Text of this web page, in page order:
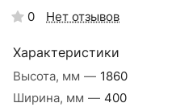
0 Нет отзывов
Характеристики
Высота, мм — 1860
Ширина, мм — 400